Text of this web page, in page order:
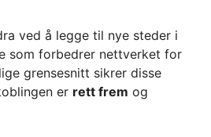
ved å legge til nye steder i
som forbedrer nettverket for
grensesnitt sikrer disse
er rett frem og